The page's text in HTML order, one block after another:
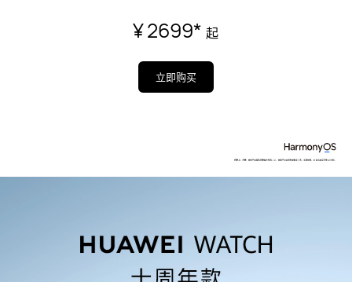
¥ 2699* 起
立即购买